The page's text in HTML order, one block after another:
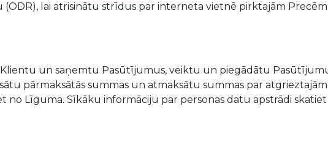
lai atrisinātu strīdus par interneta vietnē pirktajām
un saņemtu Pasūtījumus, veiktu un piegādātu
pārmaksātās summas un atmaksātu summas par
no Līguma. Sīkāku informāciju par personas datu apstrādi